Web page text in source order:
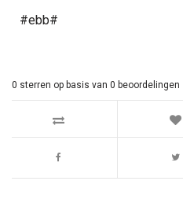
#ebb#
0 sterren op basis van 0 beoordelingen